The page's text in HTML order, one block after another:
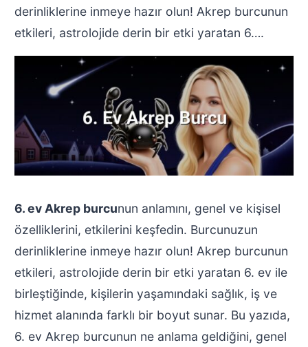
derinliklerine inmeye hazır olun! Akrep burcunun
etkileri, astrolojide derin bir etki yaratan 6….
6. ev Akrep burcunun anlamını, genel ve kişisel
özelliklerini, etkilerini keşfedin. Burcunuzun
derinliklerine inmeye hazır olun! Akrep burcunun
etkileri, astrolojide derin bir etki yaratan 6. ev ile
birleştiğinde, kişilerin yaşamındaki sağlık, iş ve
hizmet alanında farklı bir boyut sunar. Bu yazıda,
6. ev Akrep burcunun ne anlama geldiğini, genel